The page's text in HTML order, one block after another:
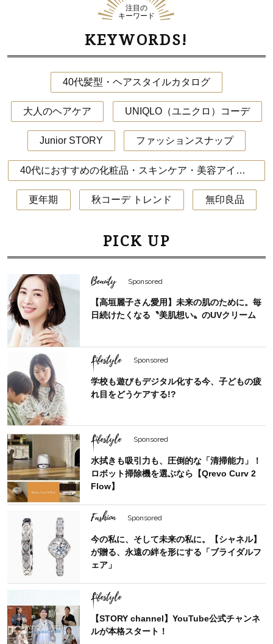
注目の
キーワード
KEYWORDS!
40代髪型・ヘアスタイルカタログ
大人のヘアケア UNIQLO（ユニクロ）コーデ
Junior STORY ファッションスナップ
40代におすすめの化粧品・スキンケア・美容アイテム
更年期 秋コーデ トレンド 無印良品
PICK UP
Beauty Sponsored
【高垣麗子さん愛用】未来の肌のために。毎
日続けたくなる〝美肌想い〟のUVクリーム
Lifestyle Sponsored
学校も遊びもデジタル化する今、子どもの疲
れ目をどうケアする!?
Lifestyle Sponsored
水拭きも吸引力も、圧倒的な「清掃能力」！
ロボット掃除機を選ぶなら【Qrevo Curv 2
Flow】
Fashion Sponsored
今の私に、そして未来の私に。【シャネル】
が贈る、永遠の絆を形にする「ブライダルフ
ェア」
Lifestyle
【STORY channel】YouTube公式チャンネ
ルが本格スタート！